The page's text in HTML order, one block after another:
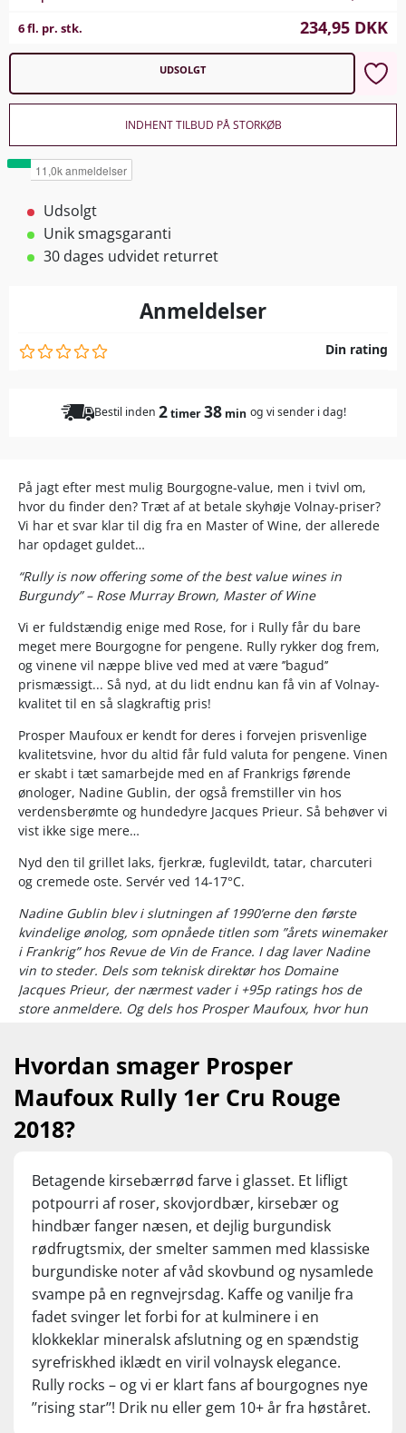
6 fl. pr. stk. 234,95 DKK
UDSOLGT
INDHENT TILBUD PÅ STORKØB
Udsolgt
Unik smagsgaranti
30 dages udvidet returret
Anmeldelser
Din rating
Bestil inden 2timer38 min og vi sender i dag!
På jagt efter mest mulig Bourgogne-value, men i tvivl om,
hvor du finder den? Træt af at betale skyhøje Volnay-priser?
Vi har et svar klar til dig fra en Master of Wine, der allerede
har opdaget guldet…
“Rully is now offering some of the best value wines in
Burgundy” – Rose Murray Brown, Master of Wine
Vi er fuldstændig enige med Rose, for i Rully får du bare
meget mere Bourgogne for pengene. Rully rykker dog frem,
og vinene vil næppe blive ved med at være ’’bagud’’
prismæssigt... Så nyd, at du lidt endnu kan få vin af Volnay-
kvalitet til en så slagkraftig pris!
Prosper Maufoux er kendt for deres i forvejen prisvenlige
kvalitetsvine, hvor du altid får fuld valuta for pengene. Vinen
er skabt i tæt samarbejde med en af Frankrigs førende
ønologer, Nadine Gublin, der også fremstiller vin hos
verdensberømte og hundedyre Jacques Prieur. Så behøver vi
vist ikke sige mere…
Nyd den til grillet laks, fjerkræ, fuglevildt, tatar, charcuteri
og cremede oste. Servér ved 14-17°C.
Nadine Gublin blev i slutningen af 1990’erne den første
kvindelige ønolog, som opnåede titlen som ”årets winemaker
i Frankrig” hos Revue de Vin de France. I dag laver Nadine
vin to steder. Dels som teknisk direktør hos Domaine
Jacques Prieur, der nærmest vader i +95p ratings hos de
store anmeldere. Og dels hos Prosper Maufoux, hvor hun
bl.a. på deres rige frugtfylde, da hun foretrækker at arbejde
med relativt sent høstede druer.
Hvordan smager Prosper
Maufoux Rully 1er Cru Rouge
2018?
Betagende kirsebærrød farve i glasset. Et lifligt
potpourri af roser, skovjordbær, kirsebær og
hindbær fanger næsen, et dejlig burgundisk
rødfrugtsmix, der smelter sammen med klassiske
burgundiske noter af våd skovbund og nysamlede
svampe på en regnvejrsdag. Kaffe og vanilje fra
fadet svinger let forbi for at kulminere i en
klokkeklar mineralsk afslutning og en spændstig
syrefriskhed iklædt en viril volnaysk elegance.
Rully rocks – og vi er klart fans af bourgognes nye
’’rising star’’! Drik nu eller gem 10+ år fra høståret.